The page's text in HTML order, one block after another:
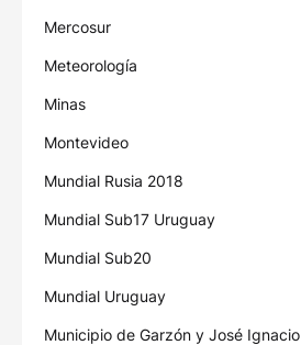
Mercosur
Meteorología
Minas
Montevideo
Mundial Rusia 2018
Mundial Sub17 Uruguay
Mundial Sub20
Mundial Uruguay
Municipio de Garzón y José Ignacio